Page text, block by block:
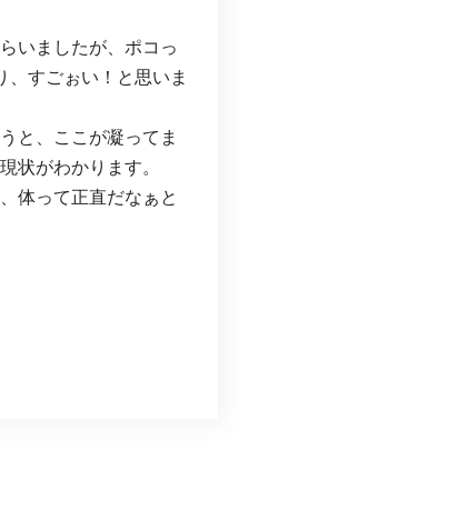
いましたが、ポコっ
、すごぉい！と思いま
と、ここが凝ってま
状がわかります。
体って正直だなぁと